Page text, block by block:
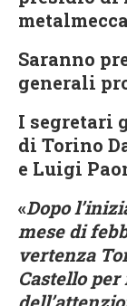
Saranno
generali
I segretari
di Torino
e Luigi
«Dopo
mese di
vertenza
Castello